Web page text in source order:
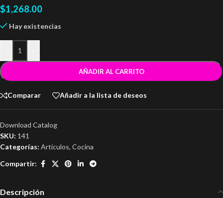
$1,268.00
Hay existencias
AÑADIR AL CARRITO
Comparar Añadir a la lista de deseos
Download Catalog
SKU: 141
Categorías: Articulos, Cocina
Compartir:
Descripción